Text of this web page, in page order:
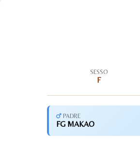
SESSO
F
PADRE
FG MAKAO